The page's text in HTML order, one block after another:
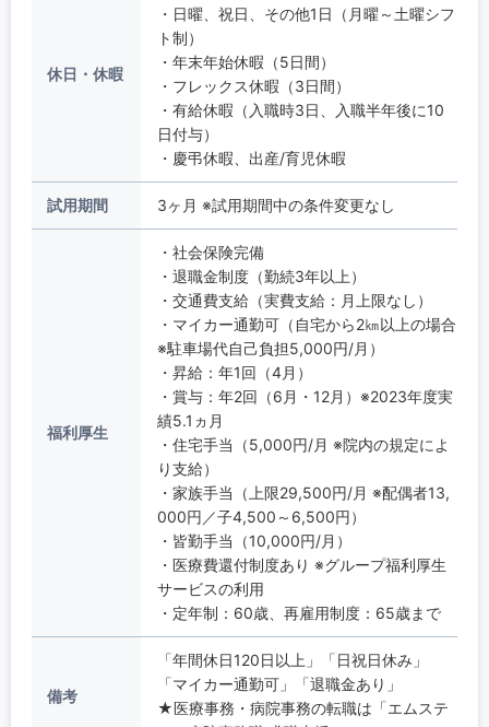
休日・休暇
・日曜、祝日、その他1日（月曜～土曜シフ
ト制）
・年末年始休暇（5日間）
・フレックス休暇（3日間）
・有給休暇（入職時3日、入職半年後に10
日付与）
・慶弔休暇、出産/育児休暇
試用期間 3ヶ月 ※試用期間中の条件変更なし
福利厚生
・社会保険完備
・退職金制度（勤続3年以上）
・交通費支給（実費支給：月上限なし）
・マイカー通勤可（自宅から2㎞以上の場合
※駐車場代自己負担5,000円/月）
・昇給：年1回（4月）
・賞与：年2回（6月・12月）※2023年度実
績5.1ヵ月
・住宅手当（5,000円/月 ※院内の規定によ
り支給）
・家族手当（上限29,500円/月 ※配偶者13,
000円／子4,500～6,500円）
・皆勤手当（10,000円/月）
・医療費還付制度あり ※グループ福利厚生
サービスの利用
・定年制：60歳、再雇用制度：65歳まで
備考
「年間休日120日以上」「日祝日休み」
「マイカー通勤可」「退職金あり」
★医療事務・病院事務の転職は「エムステ